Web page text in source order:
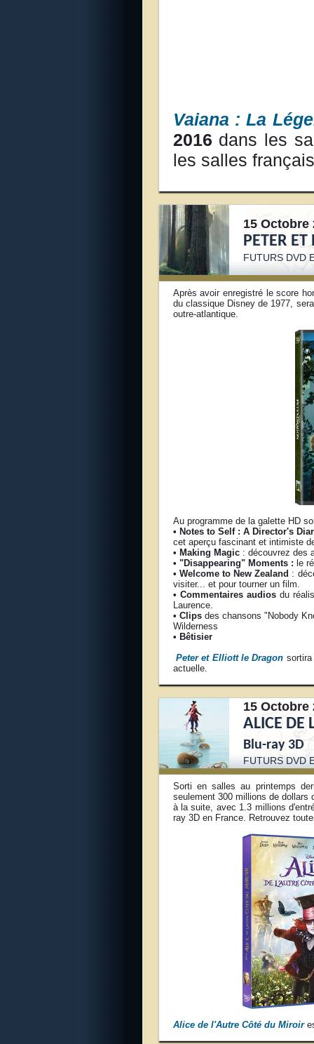
Vaiana : La
2016 dans les
les salles
15 Octobre
PETER
FUTURS DVD
Après avoir enregistré le score
du classique Disney de 1977,
outre-atlantique.
Au programme de la galette HD
• Notes to Self : A Director's
cet aperçu fascinant et intimiste
• Making Magic: découvrez des
• "Disappearing" Moments : le
• Welcome to New Zealand :
visiter... et pour tourner un film.
• Commentaires audiosdu
Laurence.
• Clipsdes chansons "Nobody
Wilderness
• Bêtisier
Peter et Elliott le Dragon
actuelle.
15 Octobre
ALICE DE
Blu-ray 3D
FUTURS DVD
Sorti en salles au printemps
seulement 300 millions de dollars
à la suite, avec 1.3 millions
ray 3D en France. Retrouvez
Alice de l'Autre Côté du Miroir